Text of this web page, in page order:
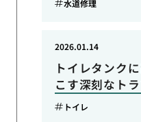
水道修理
トイレタンク
こす深刻なト
2026.01.14
トイレ